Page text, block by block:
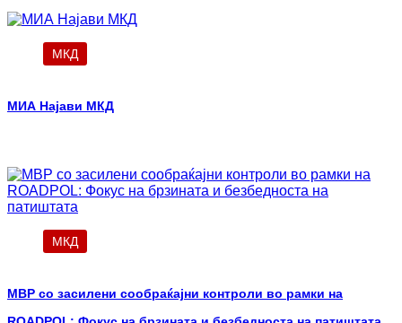
МКД
МИА Најави МКД
МКД
МВР со засилени сообраќајни контроли во рамки на